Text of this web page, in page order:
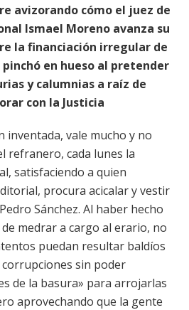
avizorando cómo el juez de
Ismael Moreno avanza su
la financiación irregular de
pinchó en hueso al pretender
y calumnias a raíz de
con la Justicia
inventada, vale mucho y no
refranero, cada lunes la
satisfaciendo a quien
procura acicalar y vestir
Sánchez. Al haber hecho
medrar a cargo al erario, no
puedan resultar baldíos
sin poder
de la basura» para arrojarlas
aprovechando que la gente